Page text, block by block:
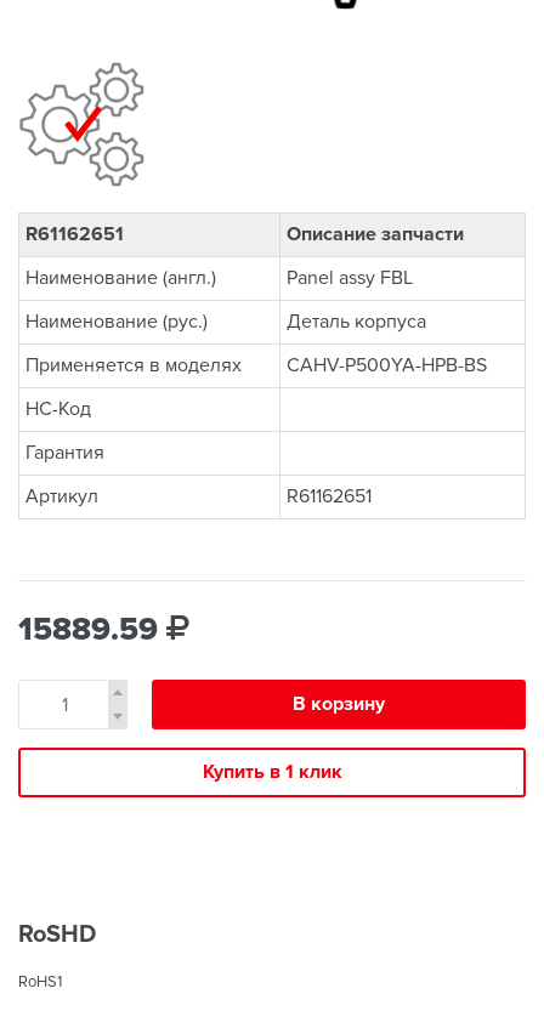
R61162651
Описание запчасти
Наименование (англ.)
Panel assy FBL
Наименование (рус.)
Деталь корпуса
Применяется в моделях
CAHV-P500YA-HPB-BS
НС-Код
Гарантия
Артикул
R61162651
15889.59
В корзину
Купить в 1 клик
RoSHD
RoHS1